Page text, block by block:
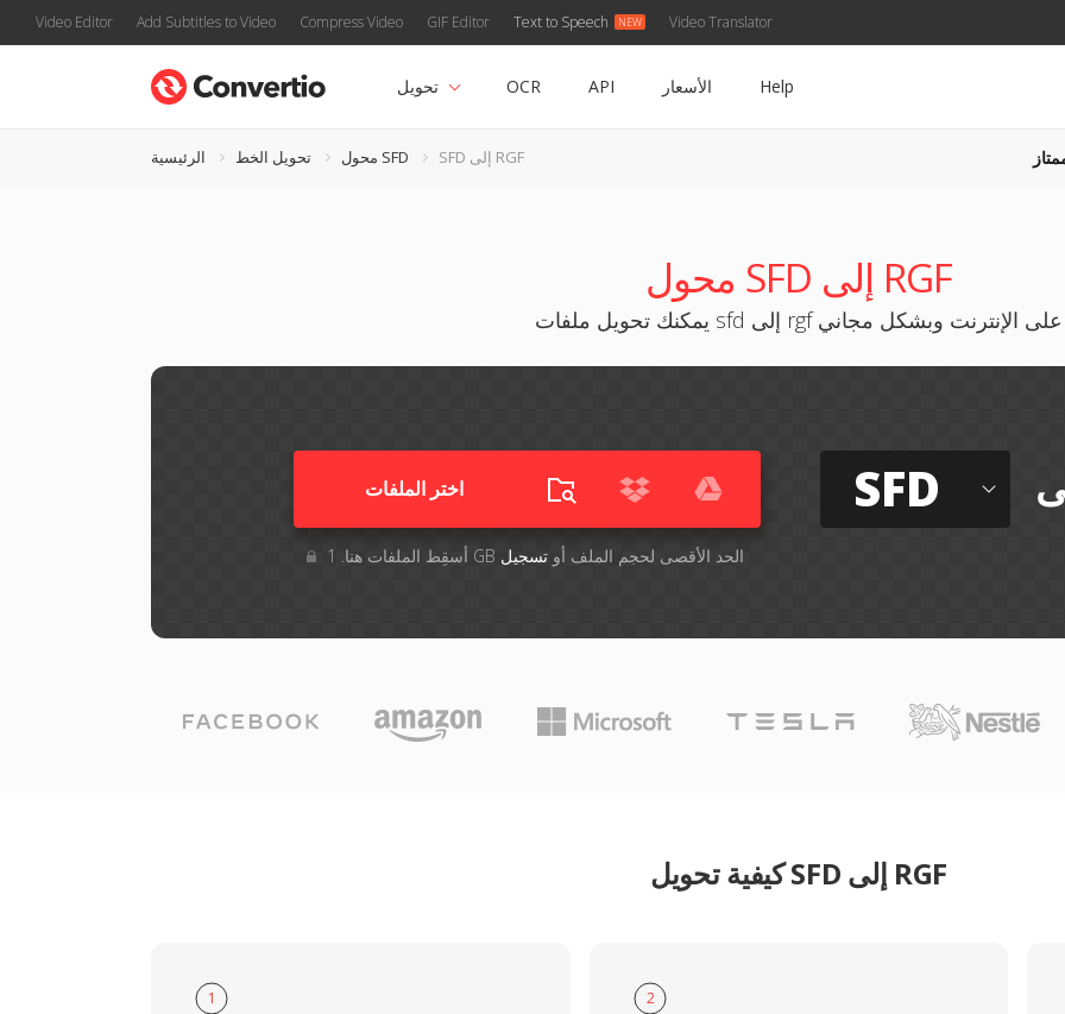
Video Editor Add Subtitles to Video Compress Video GIF Editor Text to Speech Video Translator
تحويل OCR API الأسعار Help
الرئيسية تحويل الخط محول SFD SFD إلى RGF
محول SFD إلى RGF
يمكنك تحويل ملفات sfd إلى rgf على الإنترنت وبشكل مجاني
اختر الملفات
أسقِط الملفات هنا. 1 GB الحد الأقصى لحجم الملف أوتسجيل
SFD
كيفية تحويل SFD إلى RGF
1 2